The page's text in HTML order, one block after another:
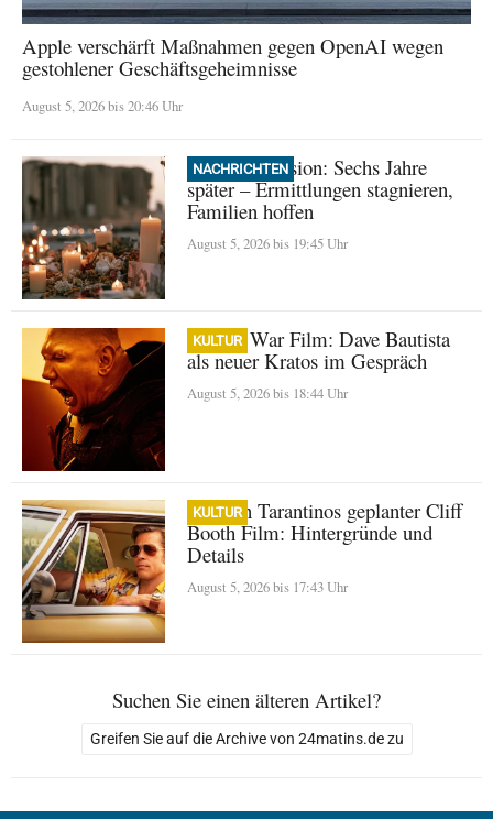
Apple verschärft Maßnahmen gegen OpenAI wegen
gestohlener Geschäftsgeheimnisse
August 5, 2026 bis 20:46 Uhr
NACHRICHTEN
Beirut Explosion: Sechs Jahre
später – Ermittlungen stagnieren,
Familien hoffen
August 5, 2026 bis 19:45 Uhr
KULTUR
God of War Film: Dave Bautista
als neuer Kratos im Gespräch
August 5, 2026 bis 18:44 Uhr
KULTUR
Quentin Tarantinos geplanter Cliff
Booth Film: Hintergründe und
Details
August 5, 2026 bis 17:43 Uhr
Suchen Sie einen älteren Artikel?
Greifen Sie auf die Archive von 24matins.de zu